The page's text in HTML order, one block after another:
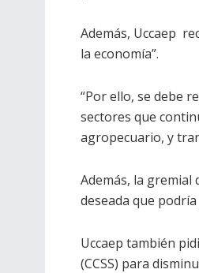
Además, Uccaep
la economía”.
“Por ello, se debe
sectores que
agropecuario, y
Además, la gremial
deseada que
Uccaep también
(CCSS) para